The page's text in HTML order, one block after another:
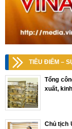
TIÊU ĐIỂM –
Tổng
xuất,
Chủ tịch